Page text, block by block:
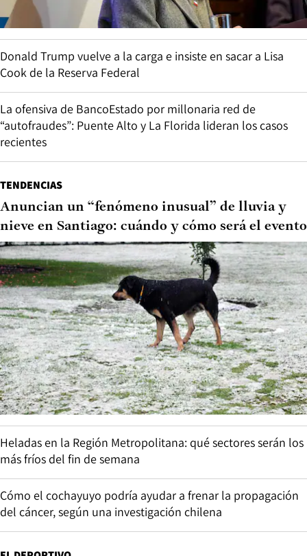
Donald Trump vuelve a la carga e insiste en sacar a Lisa
Cook de la Reserva Federal
La ofensiva de BancoEstado por millonaria red de
“autofraudes”: Puente Alto y La Florida lideran los casos
recientes
TENDENCIAS
Anuncian un “fenómeno inusual” de lluvia y
nieve en Santiago: cuándo y cómo será el evento
Heladas en la Región Metropolitana: qué sectores serán los
más fríos del fin de semana
Cómo el cochayuyo podría ayudar a frenar la propagación
del cáncer, según una investigación chilena